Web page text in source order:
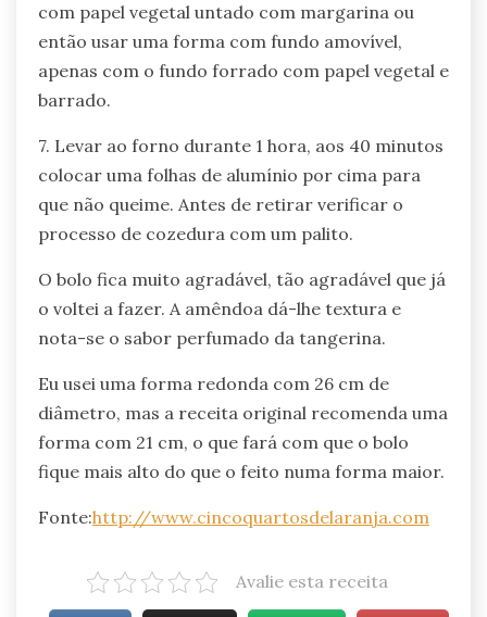
com papel vegetal untado com margarina ou
então usar uma forma com fundo amovível,
apenas com o fundo forrado com papel vegetal e
barrado.
7. Levar ao forno durante 1 hora, aos 40 minutos
colocar uma folhas de alumínio por cima para
que não queime. Antes de retirar verificar o
processo de cozedura com um palito.
O bolo fica muito agradável, tão agradável que já
o voltei a fazer. A amêndoa dá-lhe textura e
nota-se o sabor perfumado da tangerina.
Eu usei uma forma redonda com 26 cm de
diâmetro, mas a receita original recomenda uma
forma com 21 cm, o que fará com que o bolo
fique mais alto do que o feito numa forma maior.
Fonte:http://www.cincoquartosdelaranja.com
Avalie esta receita